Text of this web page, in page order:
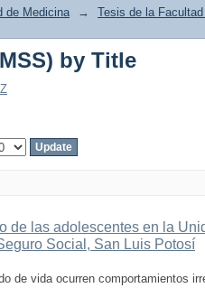
by Title
de Medicina → Tesis de la
by Title
Z
de las adolescentes en la
Social, San Luis Potosí
de vida ocurren comportamientos